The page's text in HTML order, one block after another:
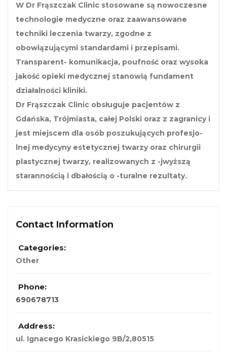
W Dr Frąszczak Clinic stosowane są nowoczesne
technologie medyczne oraz zaawansowane
techniki leczenia twarzy, zgodne z
obowiązującymi standardami i przepisami.
Transparent- komunikacja, poufność oraz wysoka
jakość opieki medycznej stanowią fundament
działalności kliniki.
Dr Frąszczak Clinic obsługuje pacjentów z
Gdańska, Trójmiasta, całej Polski oraz z zagranicy i
jest miejscem dla osób poszukujących profesjo-
lnej medycyny estetycznej twarzy oraz chirurgii
plastycznej twarzy, realizowanych z -jwyższą
starannością i dbałością o -turalne rezultaty.
Contact Information
Categories:
Other
Phone:
690678713
Address:
ul. Ignacego Krasickiego 9B/2,80515